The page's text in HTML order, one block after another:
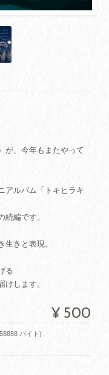
が、今年もまたやって
アルバム「トキヒラキ
続編です。
きと表現。
る
します。
¥500
バイト)